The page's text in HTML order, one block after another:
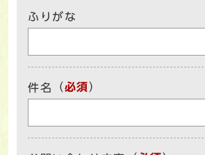
ふりがな
件名 （必須）